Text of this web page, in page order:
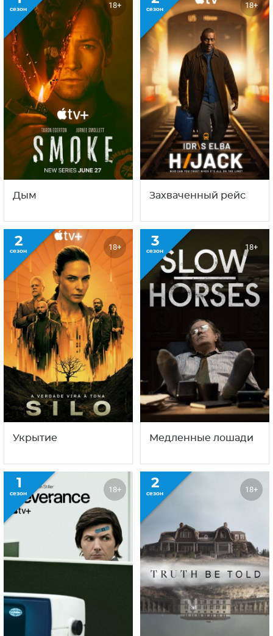
сезон 18+
Дым
сезон 18+
Захваченный рейс
2
сезон 18+
Укрытие
3
сезон 18+
Медленные лошади
1
сезон 18+ 2
сезон 18+